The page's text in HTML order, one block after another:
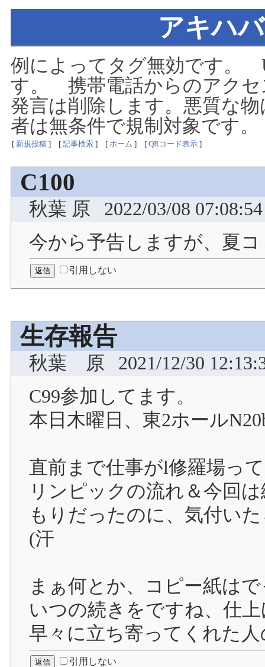
アキハ
例によってタグ無効です。
す。 携帯電話からのアク
発言は削除します。悪質な
者は無条件で規制対象です。
[ 新規投稿 ] [ 記事検索 ] [ ホーム ] [ QRコード表示 ]
C100
秋葉 原
2022/03/08 07:08:54
今から予告しますが、夏
引用しない
生存報告
秋葉 原
2021/12/30
C99参加してます。
本日木曜日、東2ホール
直前まで仕事がl修羅場っ
リンピックの流れ＆今回
もりだったのに、気付い
(汗
まぁ何とか、コピー紙は
いつの続きをですね、仕
早々に立ち寄ってくれた
引用しない